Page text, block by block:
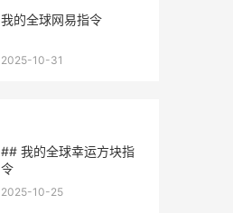
我的全球网易指令
2025-10-31
## 我的全球幸运方块指
令
2025-10-25